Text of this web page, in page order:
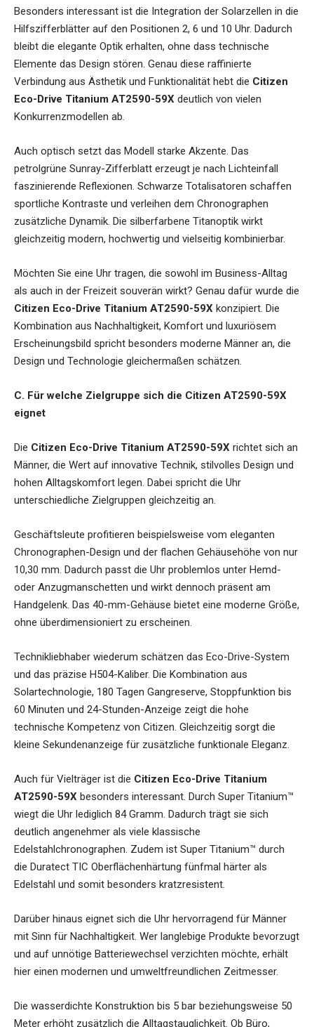
Besonders interessant ist die Integration der Solarzellen in die
Hilfszifferblätter auf den Positionen 2, 6 und 10 Uhr. Dadurch
bleibt die elegante Optik erhalten, ohne dass technische
Elemente das Design stören. Genau diese raffinierte
Verbindung aus Ästhetik und Funktionalität hebt die Citizen
Eco-Drive Titanium AT2590-59X deutlich von vielen
Konkurrenzmodellen ab.
Auch optisch setzt das Modell starke Akzente. Das
petrolgrüne Sunray-Zifferblatt erzeugt je nach Lichteinfall
faszinierende Reflexionen. Schwarze Totalisatoren schaffen
sportliche Kontraste und verleihen dem Chronographen
zusätzliche Dynamik. Die silberfarbene Titanoptik wirkt
gleichzeitig modern, hochwertig und vielseitig kombinierbar.
Möchten Sie eine Uhr tragen, die sowohl im Business-Alltag
als auch in der Freizeit souverän wirkt? Genau dafür wurde die
Citizen Eco-Drive Titanium AT2590-59X konzipiert. Die
Kombination aus Nachhaltigkeit, Komfort und luxuriösem
Erscheinungsbild spricht besonders moderne Männer an, die
Design und Technologie gleichermaßen schätzen.
C. Für welche Zielgruppe sich die Citizen AT2590-59X
eignet
Die Citizen Eco-Drive Titanium AT2590-59X richtet sich an
Männer, die Wert auf innovative Technik, stilvolles Design und
hohen Alltagskomfort legen. Dabei spricht die Uhr
unterschiedliche Zielgruppen gleichzeitig an.
Geschäftsleute profitieren beispielsweise vom eleganten
Chronographen-Design und der flachen Gehäusehöhe von nur
10,30 mm. Dadurch passt die Uhr problemlos unter Hemd-
oder Anzugmanschetten und wirkt dennoch präsent am
Handgelenk. Das 40-mm-Gehäuse bietet eine moderne Größe,
ohne überdimensioniert zu erscheinen.
Technikliebhaber wiederum schätzen das Eco-Drive-System
und das präzise H504-Kaliber. Die Kombination aus
Solartechnologie, 180 Tagen Gangreserve, Stoppfunktion bis
60 Minuten und 24-Stunden-Anzeige zeigt die hohe
technische Kompetenz von Citizen. Gleichzeitig sorgt die
kleine Sekundenanzeige für zusätzliche funktionale Eleganz.
Auch für Vielträger ist die Citizen Eco-Drive Titanium
AT2590-59X besonders interessant. Durch Super Titanium™
wiegt die Uhr lediglich 84 Gramm. Dadurch trägt sie sich
deutlich angenehmer als viele klassische
Edelstahlchronographen. Zudem ist Super Titanium™ durch
die Duratect TIC Oberflächenhärtung fünfmal härter als
Edelstahl und somit besonders kratzresistent.
Darüber hinaus eignet sich die Uhr hervorragend für Männer
mit Sinn für Nachhaltigkeit. Wer langlebige Produkte bevorzugt
und auf unnötige Batteriewechsel verzichten möchte, erhält
hier einen modernen und umweltfreundlichen Zeitmesser.
Die wasserdichte Konstruktion bis 5 bar beziehungsweise 50
Meter erhöht zusätzlich die Alltagstauglichkeit. Ob Büro,